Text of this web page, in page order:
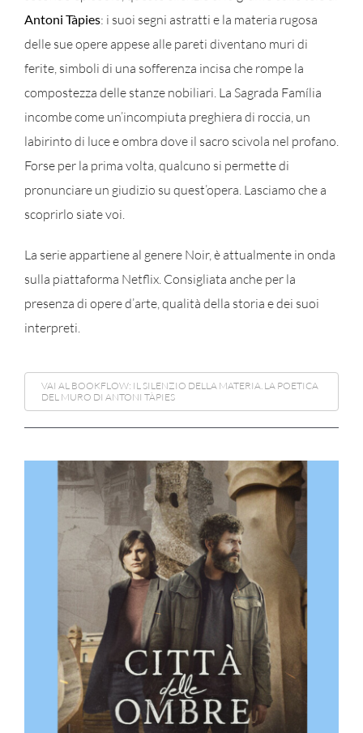
Antoni Tàpies: i suoi segni astratti e la materia rugosa
delle sue opere appese alle pareti diventano muri di
ferite, simboli di una sofferenza incisa che rompe la
compostezza delle stanze nobiliari. La Sagrada Família
incombe come un’incompiuta preghiera di roccia, un
labirinto di luce e ombra dove il sacro scivola nel profano.
Forse per la prima volta, qualcuno si permette di
pronunciare un giudizio su quest’opera. Lasciamo che a
scoprirlo siate voi.
La serie appartiene al genere Noir, è attualmente in onda
sulla piattaforma Netflix. Consigliata anche per la
presenza di opere d’arte, qualità della storia e dei suoi
interpreti.
VAI AL BOOKFLOW: IL SILENZIO DELLA MATERIA. LA POETICA
DEL MURO DI ANTONI TÀPIES